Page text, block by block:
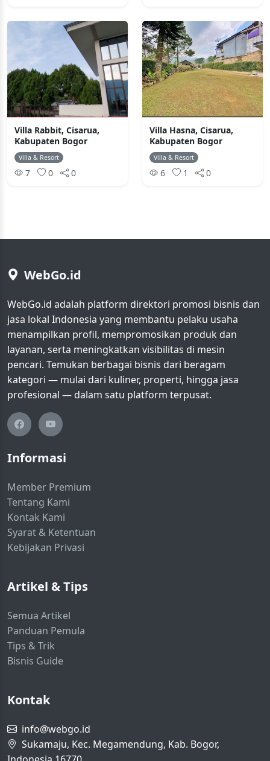
Villa Rabbit, Cisarua,
Kabupaten Bogor
Villa & Resort
7 0 0
Villa Hasna, Cisarua,
Kabupaten Bogor
Villa & Resort
6 1 0
WebGo.id
WebGo.id adalah platform direktori promosi bisnis dan
jasa lokal Indonesia yang membantu pelaku usaha
menampilkan profil, mempromosikan produk dan
layanan, serta meningkatkan visibilitas di mesin
pencari. Temukan berbagai bisnis dari beragam
kategori — mulai dari kuliner, properti, hingga jasa
profesional — dalam satu platform terpusat.
Informasi
Member Premium
Tentang Kami
Kontak Kami
Syarat & Ketentuan
Kebijakan Privasi
Artikel & Tips
Semua Artikel
Panduan Pemula
Tips & Trik
Bisnis Guide
Kontak
info@webgo.id
Sukamaju, Kec. Megamendung, Kab. Bogor,